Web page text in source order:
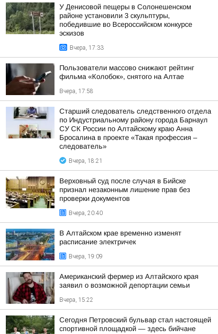
У Денисовой пещеры в Солонешенском
районе установили 3 скульптуры,
победившие во Всероссийском конкурсе
эскизов
Вчера, 17:33
Пользователи массово снижают рейтинг
фильма «Колобок», снятого на Алтае
Вчера, 17:58
Старший следователь следственного отдела
по Индустриальному району города Барнаул
СУ СК России по Алтайскому краю Анна
Бросалина в проекте «Такая профессия –
следователь»
Вчера, 18:21
Верховный суд после случая в Бийске
признал незаконным лишение прав без
проверки документов
Вчера, 20:40
В Алтайском крае временно изменят
расписание электричек
Вчера, 19:09
Американский фермер из Алтайского края
заявил о возможной депортации семьи
Вчера, 15:22
Сегодня Петровский бульвар стал настоящей
спортивной площадкой — здесь бийчане